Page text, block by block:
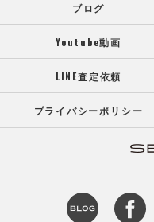
ブログ
Youtube動画
LINE査定依頼
プライバシーポリシー